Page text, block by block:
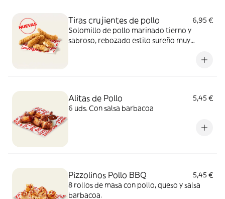
Tiras crujientes de pollo
6,95 €
Solomillo de pollo marinado tierno y
sabroso, rebozado estilo sureño muy
Alitas de Pollo
5,45 €
6 uds. Con salsa barbacoa
Pizzolinos Pollo BBQ
5,45 €
8 rollos de masa con pollo, queso y salsa
barbacoa.